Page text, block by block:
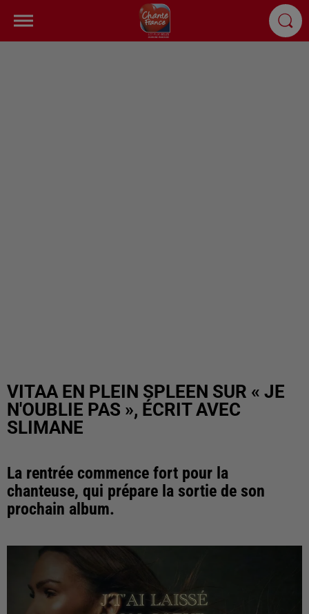
VITAA EN PLEIN SPLEEN SUR « JE
N'OUBLIE PAS », ÉCRIT AVEC
SLIMANE
La rentrée commence fort pour la
chanteuse, qui prépare la sortie de son
prochain album.